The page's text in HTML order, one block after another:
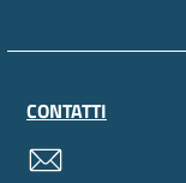
CONTATTI